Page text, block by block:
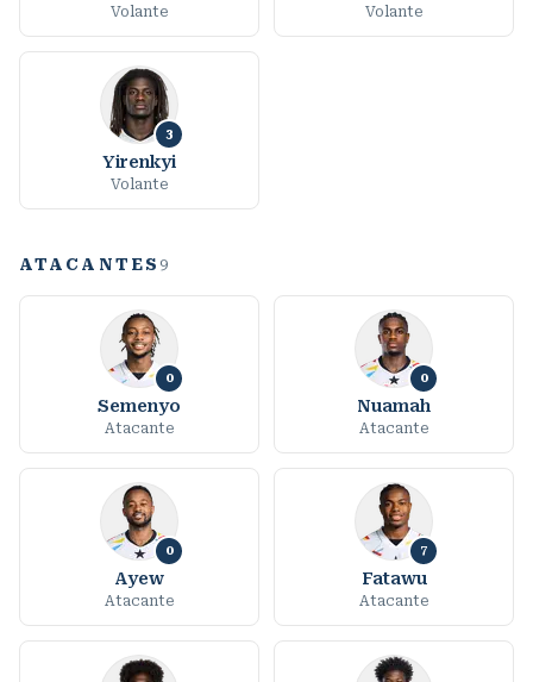
Volante Volante
3
Yirenkyi
Volante
ATACANTES 9
0
Semenyo
Atacante
0
Nuamah
Atacante
0
Ayew
Atacante
7
Fatawu
Atacante